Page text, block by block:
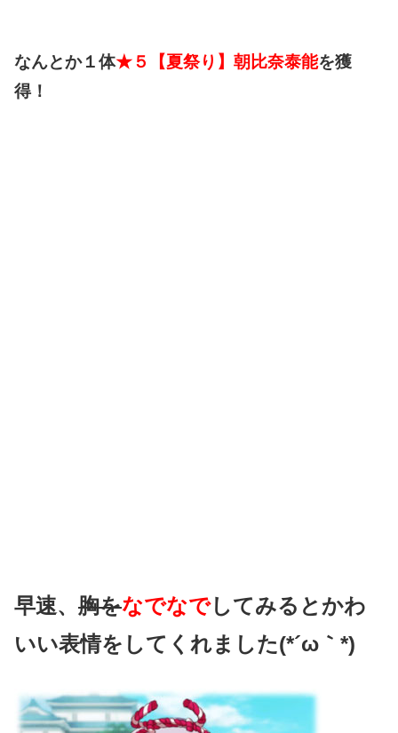
なんとか１体★５【夏祭り】朝比奈泰能を獲
得！
早速、 胸をなでなでしてみるとかわ
いい表情をしてくれました(*´ω｀*)